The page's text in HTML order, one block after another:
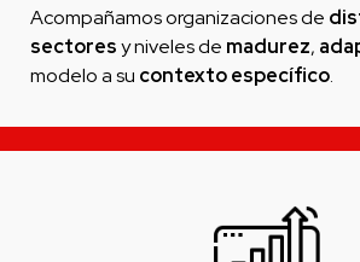
Acompañamos organizaciones de
sectoresy niveles de madurez,
modelo a su contextoespecífico.